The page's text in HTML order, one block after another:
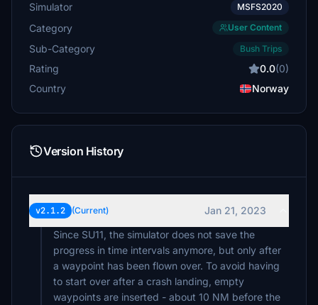
Simulator MSFS2020
Category User Content
Sub-Category Bush Trips
Rating 0.0(0)
Country
Norway
Version History
v2.1.2 (Current)
Jan 21, 2023
Since SU11, the simulator does not save the
progress in time intervals anymore, but only after
a waypoint has been flown over. To avoid having
to start over after a crash landing, empty
waypoints are inserted - about 10 NM before the